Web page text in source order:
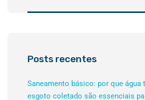
Posts recentes
Saneamento básico: por que água
esgoto coletado são essenciais